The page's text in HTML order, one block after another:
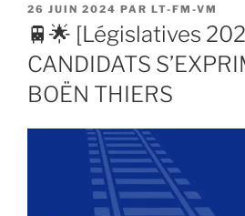
PUBLIÉ
LE
26 JUIN 2024 PAR LT-FM-VM
🚆🌟 [Législatives
CANDIDATS
BOËN THIERS